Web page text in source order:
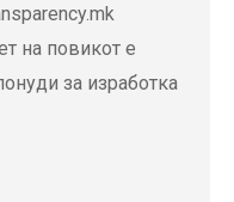
на повикот е
за изработка